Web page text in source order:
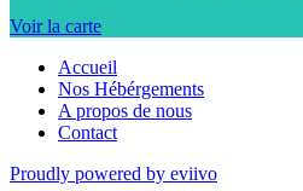
Voir la carte
Accueil
Nos Hébérgements
A propos de nous
Contact
Proudly powered by eviivo